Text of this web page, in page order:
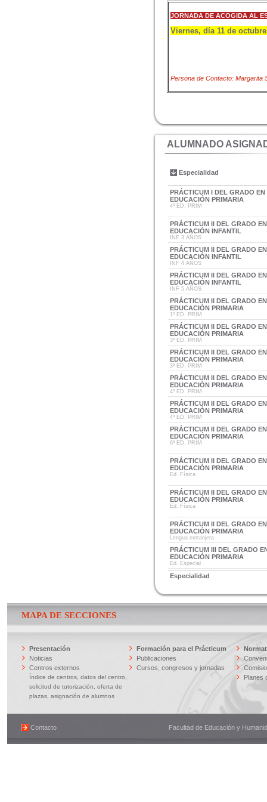
JORNADA DE ACOGIDA AL
Viernes, día 11 de
Persona de Contacto: Margarita
ALUMNADO
Especialidad
Especialidad
PRÁCTICUM I DEL GRADO EN
EDUCACIÓN PRIMARIA
4º ED. PRIM
PRÁCTICUM II DEL GRADO EN
EDUCACIÓN INFANTIL
INF 3 AÑOS
PRÁCTICUM II DEL GRADO EN
EDUCACIÓN INFANTIL
INF 4 AÑOS
PRÁCTICUM II DEL GRADO EN
EDUCACIÓN INFANTIL
INF 5 AÑOS
PRÁCTICUM II DEL GRADO EN
EDUCACIÓN PRIMARIA
1º ED. PRIM
PRÁCTICUM II DEL GRADO EN
EDUCACIÓN PRIMARIA
3º ED. PRIM
PRÁCTICUM II DEL GRADO EN
EDUCACIÓN PRIMARIA
3º ED. PRIM
PRÁCTICUM II DEL GRADO EN
EDUCACIÓN PRIMARIA
4º ED. PRIM
PRÁCTICUM II DEL GRADO EN
EDUCACIÓN PRIMARIA
4º ED. PRIM
PRÁCTICUM II DEL GRADO EN
EDUCACIÓN PRIMARIA
6º ED. PRIM
PRÁCTICUM II DEL GRADO EN
EDUCACIÓN PRIMARIA
Ed. Física
PRÁCTICUM II DEL GRADO EN
EDUCACIÓN PRIMARIA
Ed. Física
PRÁCTICUM II DEL GRADO EN
EDUCACIÓN PRIMARIA
Lengua extranjera
PRÁCTICUM III DEL GRADO
EDUCACIÓN PRIMARIA
Ed. Especial
MAPA DE SECCIONES
Presentación
Noticias
Centros externos
Índice de centros, datos del centro,
solicitud de tutorización, oferta de
plazas, asignación de alumnos
Formación para el Prácticum
Publicaciones
Cursos, congresos y jornadas
Planes
Contacto Facultad de Educación y